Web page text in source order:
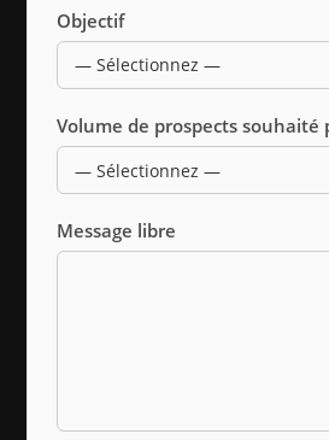
Objectif
Volume de prospects souhaité
Message libre